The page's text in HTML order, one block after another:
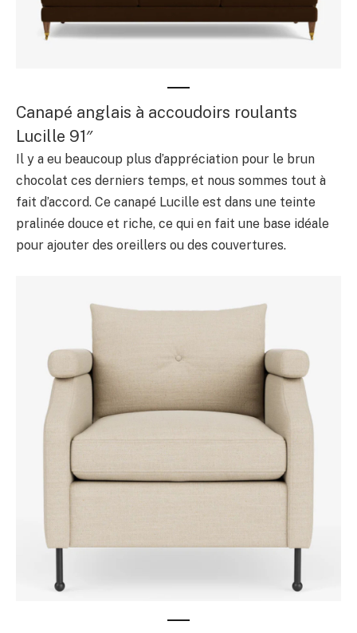
Canapé anglais à accoudoirs roulants
Lucille 91″
Il y a eu beaucoup plus d’appréciation pour le brun
chocolat ces derniers temps, et nous sommes tout à
fait d’accord. Ce canapé Lucille est dans une teinte
pralinée douce et riche, ce qui en fait une base idéale
pour ajouter des oreillers ou des couvertures.